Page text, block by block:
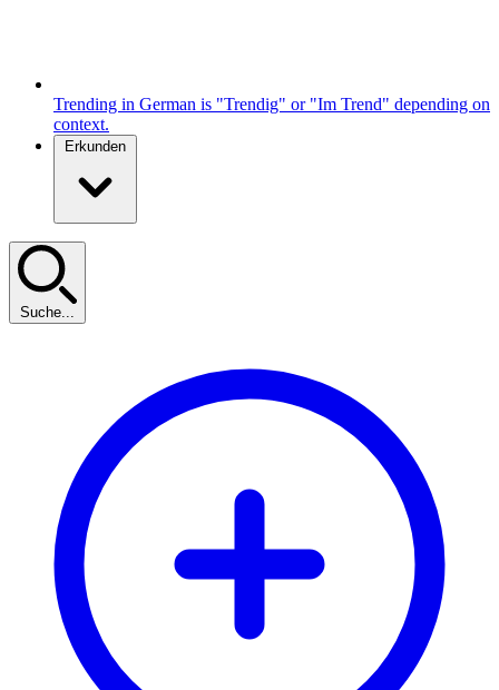
Trending in German is "Trendig" or "Im Trend" depending on
context.
Erkunden
Suche...